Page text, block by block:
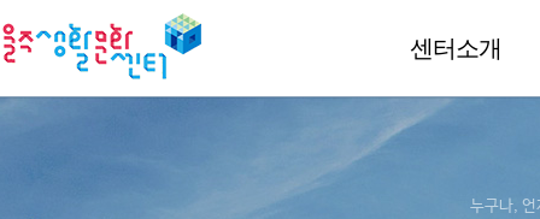
센터소개
누구나, 언